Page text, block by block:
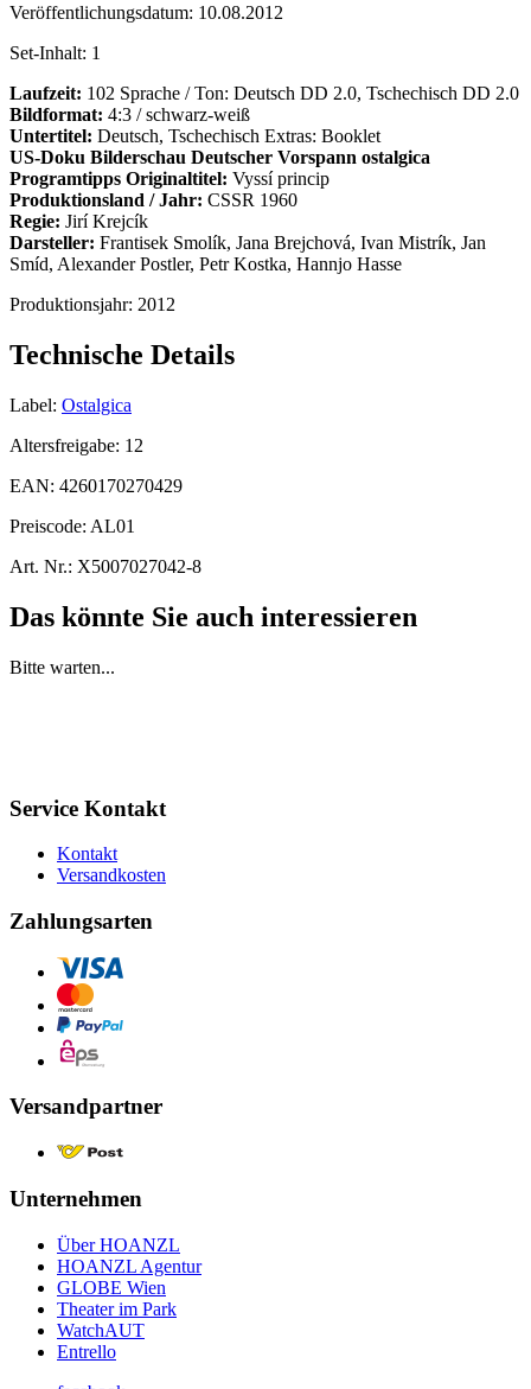
Veröffentlichungsdatum: 10.08.2012
Set-Inhalt: 1
Laufzeit: 102 Sprache / Ton: Deutsch DD 2.0, Tschechisch DD 2.0
Bildformat: 4:3 / schwarz-weiß
Untertitel: Deutsch, Tschechisch Extras: Booklet
US-Doku Bilderschau Deutscher Vorspann ostalgica
Programtipps Originaltitel: Vyssí princip
Produktionsland / Jahr: CSSR 1960
Regie: Jirí Krejcík
Darsteller: Frantisek Smolík, Jana Brejchová, Ivan Mistrík, Jan
Smíd, Alexander Postler, Petr Kostka, Hannjo Hasse
Produktionsjahr: 2012
Technische Details
Label: Ostalgica
Altersfreigabe: 12
EAN: 4260170270429
Preiscode: AL01
Art. Nr.: X5007027042-8
Das könnte Sie auch interessieren
Bitte warten...
Service Kontakt
Kontakt
Versandkosten
Zahlungsarten
Versandpartner
Unternehmen
Über HOANZL
HOANZL Agentur
GLOBE Wien
Theater im Park
WatchAUT
Entrello